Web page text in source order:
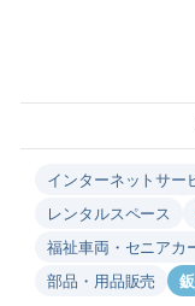
インターネットサー
レンタルスペース
福祉車両・セニアカ
部品・用品販売